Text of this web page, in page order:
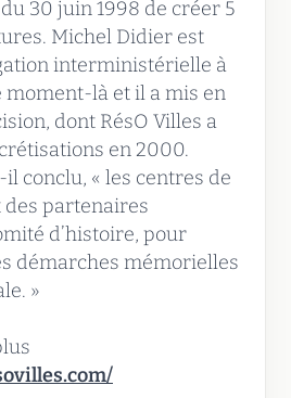
30 juin 1998 de créer 5
Michel Didier est
interministérielle à
moment-là et il a mis en
dont RésO Villes a
en 2000.
conclu, « les centres de
partenaires
d’histoire, pour
démarches mémorielles
»